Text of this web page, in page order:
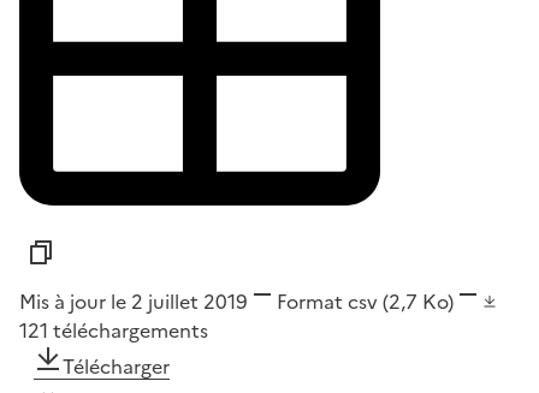
Mis à jour le 2 juillet 2019 Format csv(2,7 Ko)
121 téléchargements
Télécharger